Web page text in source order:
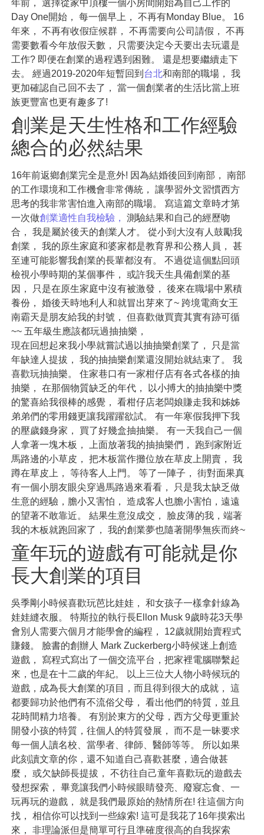
年前， 選擇從家中頂樓一個小房間開始為自己工作的
Day One開始， 每一個早上， 不再有Monday Blue。 16
年來， 不再有收假症候群， 不再需要向公司請假， 不再
需要數看今年放假天數， 只需要決定今天要出去玩還是
工作? 即便在創業的過程遇到困難。 還是想要繼續走下
去。 經過2019-2020年短暫回到 台北和南部的職場， 我
更加確認自己回不去了， 當一個創業者的生活比當上班
族更豐富也更有趣多了!
創業是天生性格和工作經驗
總合的必然結果
16年前返鄉創業完全是意外! 因為結婚後回到南部， 南部
的工作環境和工作機會非常傳統， 讓學習外文習慣西方
思考的我非常害怕進入南部的職場。 寫這篇文章時才第
一次做創業適性自我檢驗，
測驗結果和自己的經歷吻
合， 我是屬於後天的創業人才。 從小到大沒有人鼓勵我
創業， 我的原生家庭和婆家都是教育界和公務人員， 甚
至連可能影響我創業的長輩都沒有。 不過從這個點回頭
檢視小學時期的某個事件， 或許我天生具備創業的基
因， 只是在原生家庭中沒有被激發， 後來在職場中累積
養份， 婚後天時地利人和就冒出芽來了~ 跨境電商女王
南霸天是朋友給我的封號， 但喜歡做買賣其實有跡可循
~~ 五年級生應該都玩過抽抽樂，
現在回想起來我小學就嘗試過以抽抽樂創業了， 只是當
年缺達人提拔， 我的抽抽樂創業還沒開始就結束了。 我
喜歡玩抽抽樂。 住家巷口有一家柑仔店有各式各樣的抽
抽樂， 在那個物質缺乏的年代， 以小搏大的抽抽樂中獎
的驚喜給我很棒的感覺， 看柑仔店老闆娘賺走我和姊姊
弟弟們的零用錢更讓我躍躍欲試。 有一年寒假我押下我
的壓歲錢身家， 買了好幾盒抽抽樂。 有一天我自己一個
人拿著一塊木板， 上面放著我的抽抽樂們， 跑到家附近
馬路邊的小草皮， 把木板當作攤位放在草皮上開賣， 我
蹲在草皮上， 等待客人上門。 等了一陣子， 街對面果真
有一個小朋友眼尖穿過馬路過來看看， 只是我太缺乏做
生意的經驗，膽小又害怕， 造成客人也膽小害怕，遠遠
的望著不敢靠近。 結果生意沒成交， 臉皮薄的我，端著
我的木板就跑回家了， 我的創業夢也隨著開學無疾而終~
童年玩的遊戲有可能就是你
長大創業的項目
吳季剛小時候喜歡玩芭比娃娃， 和女孩子一樣拿針線為
娃娃縫衣服。 特斯拉的執行長Ellon Musk 9歲時花3天學
會別人需要六個月才能學會的編程， 12歲就開始賣程式
賺錢。 臉書的創辦人 Mark Zuckerberg小時候迷上創造
遊戲， 寫程式寫出了一個交流平台，把家裡電腦聯繫起
來，也是在十二歲的年紀。 以上三位大人物小時候玩的
遊戲，成為長大創業的項目，而且得到很大的成就， 這
都要歸功於他們有不流俗父母， 看出他們的特質，並且
花時間精力培養。 有別於東方的父母，西方父母更重於
開發小孩的特質，往個人的特質發展， 而不是一昧要求
每一個人讀名校、當學者、律師、醫師等等。 所以如果
此刻讀文章的你，還不知道自己喜歡甚麼，適合做甚
麼， 或欠缺師長提拔， 不彷往自己童年喜歡玩的遊戲去
發想探索， 畢竟讓我們小時候眼睛發亮、廢寢忘食、一
玩再玩的遊戲， 就是我們最原始的熱情所在! 往這個方向
找， 相信你可以找到一些線索! 這可是我花了16年摸索出
來， 非理論派但是簡單可行且準確度很高的自我探索